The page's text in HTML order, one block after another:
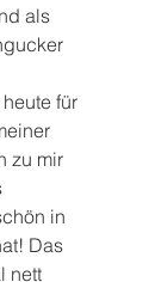
als
für
zu mir
in
Das
nett